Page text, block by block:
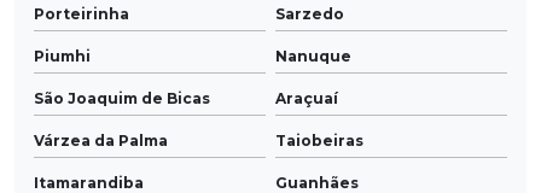
Porteirinha Sarzedo
Piumhi Nanuque
São Joaquim de Bicas Araçuaí
Várzea da Palma Taiobeiras
Itamarandiba Guanhães